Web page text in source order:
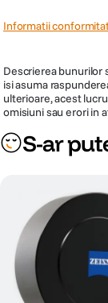
Informatii
Descrierea bunurilor
isi asuma
ulterioare, acest
omisiuni sau erori in
S-ar